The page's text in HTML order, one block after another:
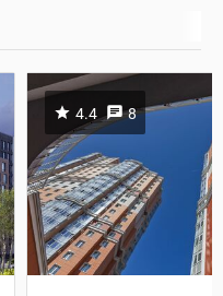
4.4 8